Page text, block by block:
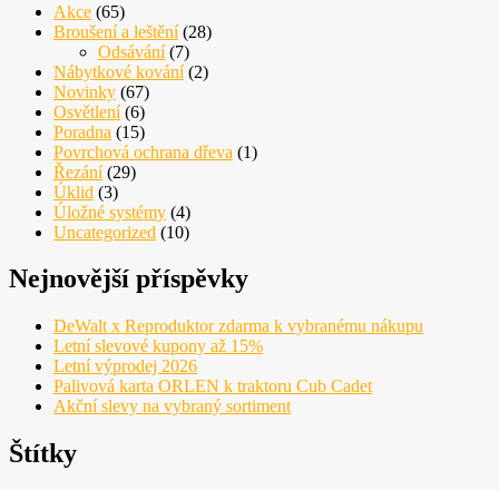
Akce (65)
Broušení a leštění(28)
Odsávání(7)
Nábytkové kování(2)
Novinky (67)
Osvětlení(6)
Poradna (15)
Povrchová ochrana dřeva (1)
Řezání(29)
Úklid (3)
Úložné systémy (4)
Uncategorized (10)
Nejnovější příspěvky
DeWalt x Reproduktor zdarma k vybranému nákupu
Letní slevové kupony až 15%
Letní výprodej 2026
Palivová karta ORLEN k traktoru Cub Cadet
Akční slevy na vybraný sortiment
Štítky